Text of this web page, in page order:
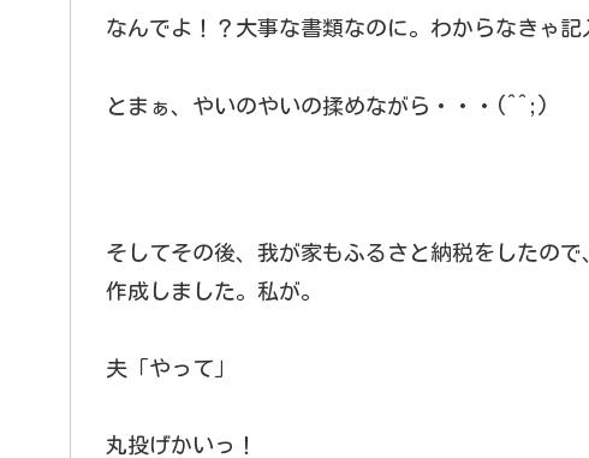
なんでよ！？大事な書類なのに。わからなきゃ記
とまぁ、やいのやいの揉めながら・・・(^^;)
そしてその後、我が家もふるさと納税をしたの
作成しました。私が。
夫「やって」
丸投げかいっ！